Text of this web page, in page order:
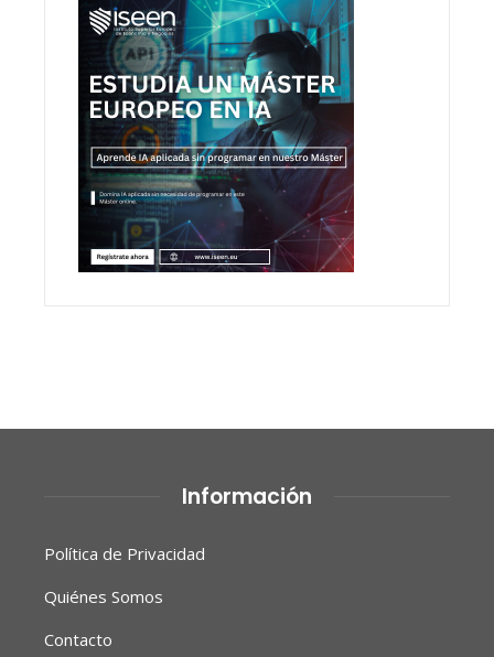
Información
Política de Privacidad
Quiénes Somos
Contacto